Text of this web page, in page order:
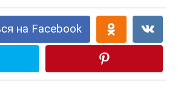
на Facebook